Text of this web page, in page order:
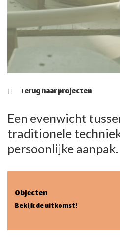
Terug naar projecten
Een evenwicht
traditionele
persoonlijke aanpak.
Objecten
Bekijk de uitkomst!